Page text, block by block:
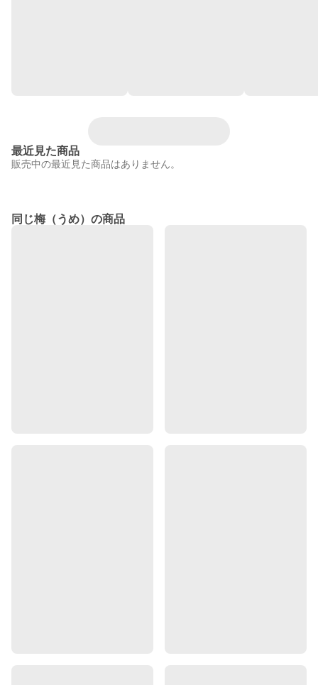
最近見た商品
販売中の最近見た商品はありません。
同じ梅（うめ）の商品